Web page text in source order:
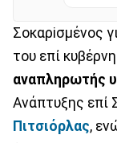
Σοκαρiσμένος
του επί
αναπληρωτής
Ανάπτυξης επί
Πιτσιόρλας,